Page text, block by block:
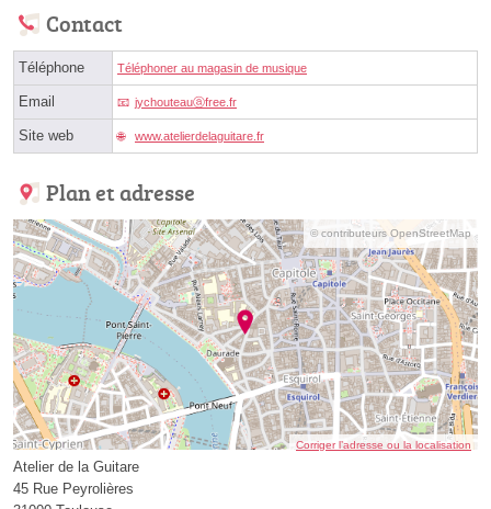
Contact
Téléphone Téléphoner au magasin de musique
Email jychouteauⓐfree.fr
Site web www.atelierdelaguitare.fr
Plan et adresse
© contributeurs OpenStreetMap
Corriger l’adresse ou la localisation
Atelier de la Guitare
45 Rue Peyrolières